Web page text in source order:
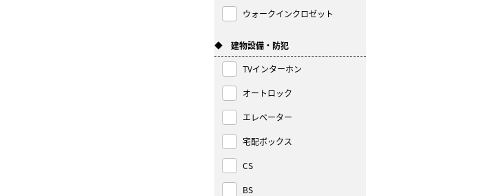
ウォークインクロゼット
◆ 建物設備・防犯
TVインターホン
オートロック
エレベーター
宅配ボックス
CS
BS